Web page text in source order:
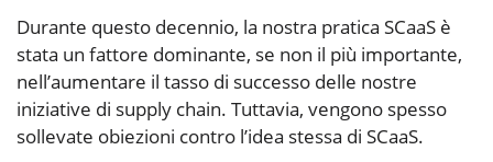
Durante questo decennio, la nostra pratica SCaaS è
stata un fattore dominante, se non il più importante,
nell’aumentare il tasso di successo delle nostre
iniziative di supply chain. Tuttavia, vengono spesso
sollevate obiezioni contro l’idea stessa di SCaaS.